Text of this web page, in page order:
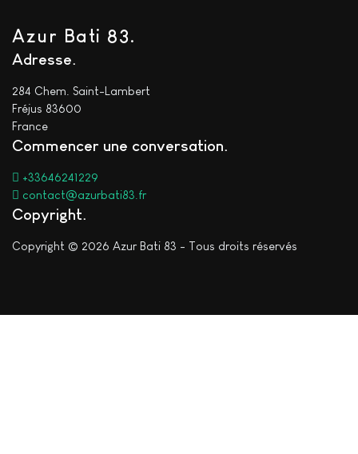
Azur Bati 83.
Adresse
284 Chem. Saint-Lambert
Fréjus 83600
France
Commencer une conversation
+33646241229
contact@azurbati83.fr
Copyright
Copyright © 2026 Azur Bati 83 - Tous droits réservés